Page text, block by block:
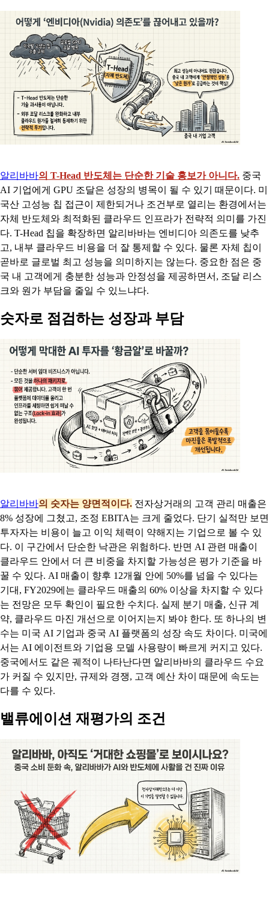
알리바바의 T-Head 반도체는 단순한 기술 홍보가 아니다. 중국
AI 기업에게 GPU 조달은 성장의 병목이 될 수 있기 때문이다. 미
국산 고성능 칩 접근이 제한되거나 조건부로 열리는 환경에서는
자체 반도체와 최적화된 클라우드 인프라가 전략적 의미를 가진
다. T-Head 칩을 확장하면 알리바바는 엔비디아 의존도를 낮추
고, 내부 클라우드 비용을 더 잘 통제할 수 있다. 물론 자체 칩이
곧바로 글로벌 최고 성능을 의미하지는 않는다. 중요한 점은 중
국 내 고객에게 충분한 성능과 안정성을 제공하면서, 조달 리스
크와 원가 부담을 줄일 수 있느냐다.
숫자로 점검하는 성장과 부담
알리바바의 숫자는 양면적이다. 전자상거래의 고객 관리 매출은
8% 성장에 그쳤고, 조정 EBITA는 크게 줄었다. 단기 실적만 보면
투자자는 비용이 늘고 이익 체력이 약해지는 기업으로 볼 수 있
다. 이 구간에서 단순한 낙관은 위험하다. 반면 AI 관련 매출이
클라우드 안에서 더 큰 비중을 차지할 가능성은 평가 기준을 바
꿀 수 있다. AI 매출이 향후 12개월 안에 50%를 넘을 수 있다는
기대, FY2029에는 클라우드 매출의 60% 이상을 차지할 수 있다
는 전망은 모두 확인이 필요한 수치다. 실제 분기 매출, 신규 계
약, 클라우드 마진 개선으로 이어지는지 봐야 한다. 또 하나의 변
수는 미국 AI 기업과 중국 AI 플랫폼의 성장 속도 차이다. 미국에
서는 AI 에이전트와 기업용 모델 사용량이 빠르게 커지고 있다.
중국에서도 같은 궤적이 나타난다면 알리바바의 클라우드 수요
가 커질 수 있지만, 규제와 경쟁, 고객 예산 차이 때문에 속도는
다를 수 있다.
밸류에이션 재평가의 조건